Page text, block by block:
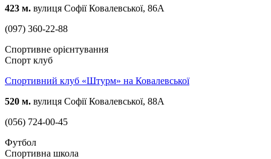
423 м. вулиця Софії Ковалевської, 86А
(097) 360-22-88
Спортивне орієнтування
Спорт клуб
Спортивний клуб «Штурм» на Ковалевської
520 м. вулиця Софії Ковалевської, 88А
(056) 724-00-45
Футбол
Спортивна школа